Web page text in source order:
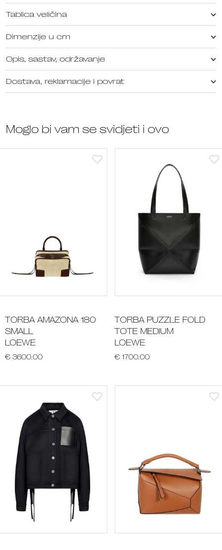
Tablica veličina
Dimenzije u cm
Opis, sastav, održavanje
Dostava, reklamacije i povrat
Moglo bi vam se svidjeti i ovo
TORBA AMAZONA 180
SMALL
LOEWE
€ 3600.00
TORBA PUZZLE FOLD
TOTE MEDIUM
LOEWE
€ 1700.00